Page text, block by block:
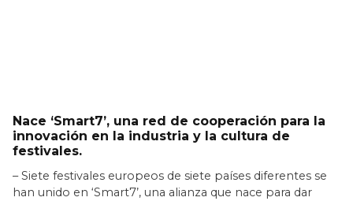
Nace ‘Smart7’, una red de cooperación para la
innovación en la industria y la cultura de
festivales.
– Siete festivales europeos de siete países diferentes se
han unido en ‘Smart7’, una alianza que nace para dar